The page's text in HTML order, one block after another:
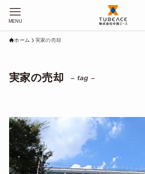
MENU
ホーム 実家の売却
実家の売却 – tag –